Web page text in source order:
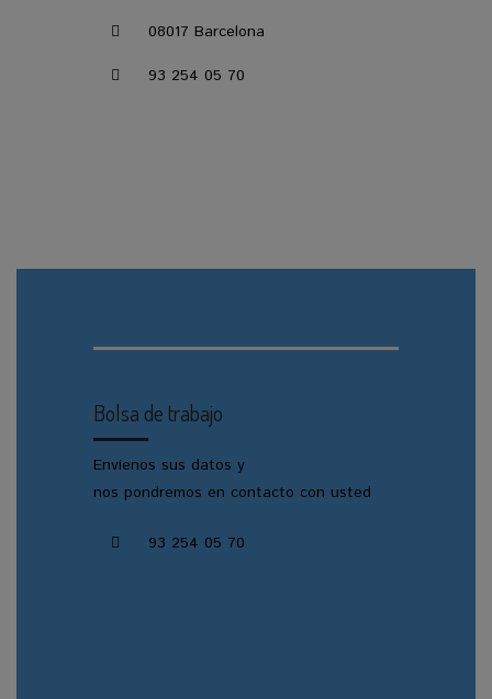
08017 Barcelona
93 254 05 70
Bolsa de trabajo
Envíenos sus datos y
nos pondremos en contacto con usted
93 254 05 70